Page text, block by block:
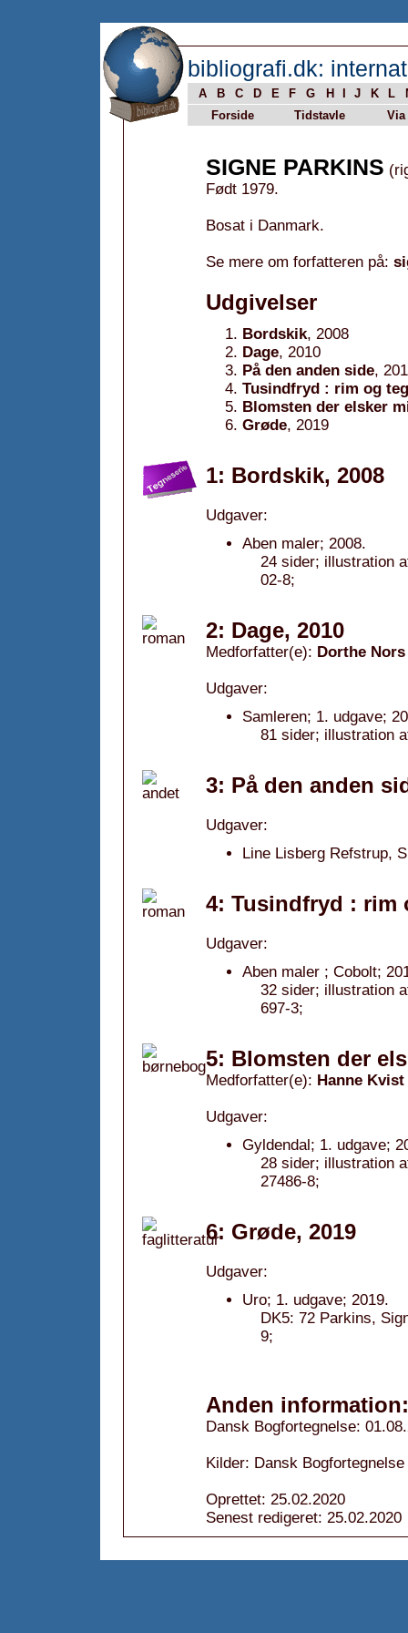
bibliografi.dk:
A B C D E F G H J K L
Forside
Tidstavle Via
SIGNE PARKINS
Født 1979.
Bosat i Danmark.
Se mere om forfatteren på:
Udgivelser
Bordskik, 2008
Dage, 2010
På den anden side,
Tusindfryd : rim og
Blomsten der elsker
Grøde, 2019
1: Bordskik, 2008
Udgaver:
Aben maler; 2008.
24 sider; illustration
02-8;
2: Dage, 2010
Medforfatter(e): Dorthe Nors
Udgaver:
Samleren; 1. udgave;
81 sider; illustration
3: På den anden
Udgaver:
Line Lisberg Refstrup,
4: Tusindfryd : rim
Udgaver:
Aben maler ; Cobolt;
32 sider; illustration
697-3;
5: Blomsten der
Medforfatter(e): Hanne Kvist
Udgaver:
Gyldendal; 1. udgave;
28 sider; illustration
27486-8;
6: Grøde, 2019
Udgaver:
Uro; 1. udgave; 2019.
DK5: 72 Parkins,
9;
Anden information:
Dansk Bogfortegnelse:
Kilder: Dansk Bogfortegnelse
Oprettet: 25.02.2020
Senest redigeret: 25.02.2020